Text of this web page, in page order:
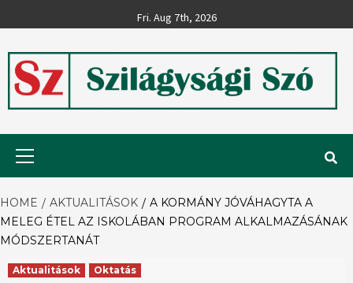
to
Fri. Aug 7th, 2026
Szilágysági
Szó
HOME AKTUALITÁSOK
A KORMÁNY JÓVÁHAGYTA A
MELEG ÉTEL AZ ISKOLÁBAN PROGRAM ALKALMAZÁSÁNAK
MÓDSZERTANÁT
Aktualitások Oktatás